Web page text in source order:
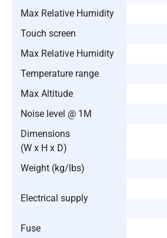
Max Relative Humidity
Touch screen
Max Relative Humidity
Temperature range
Max Altitude
Noise level @ 1M
Dimensions
(W x H x D)
Weight (kg/lbs)
Electrical supply
Fuse